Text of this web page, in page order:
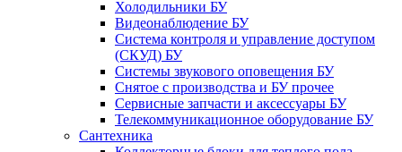
Холодильники БУ
Видеонаблюдение БУ
Система контроля и управление доступом
(СКУД) БУ
Системы звукового оповещения БУ
Снятое с производства и БУ прочее
Сервисные запчасти и аксессуары БУ
Телекоммуникационное оборудование БУ
Сантехника